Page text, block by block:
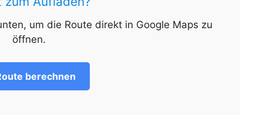
um die Route direkt in Google Maps zu
öffnen.
berechnen